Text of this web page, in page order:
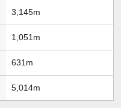
3,145m
1,051m
631m
5,014m